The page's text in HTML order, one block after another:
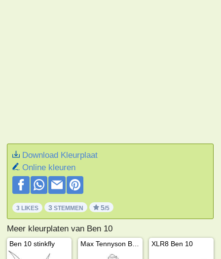
Download Kleurplaat
Online kleuren
3 LIKES 3 STEMMEN 5/5
Meer kleurplaten van Ben 10
Ben 10 stinkfly XLR8 Ben 10